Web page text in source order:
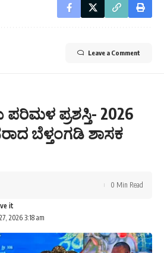
Leave a Comment
ಪರಿಮಳ ಪ್ರಶಸ್ತಿ- 2026
ಬೆಳ್ತಂಗಡಿ ಶಾಸಕ
2026 3:18 am
0 Min Read